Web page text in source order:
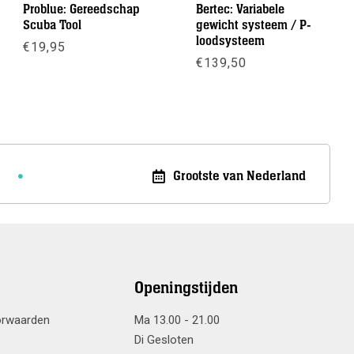
Problue: Gereedschap
Scuba Tool
€19,95
Bertec: Variabele
gewicht systeem / P-
loodsysteem
€139,50
Grootste van Nederland
Openingstijden
Ma 13.00 - 21.00
Di Gesloten